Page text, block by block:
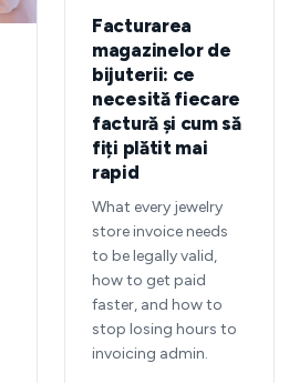
Facturarea
magazinelor de
bijuterii: ce
necesită fiecare
factură și cum să
fiți plătit mai
rapid
What every jewelry
store invoice needs
to be legally valid,
how to get paid
faster, and how to
stop losing hours to
invoicing admin.